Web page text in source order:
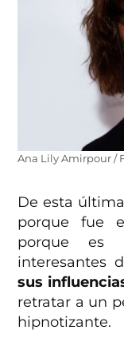
Ana Lily Amirpour /
De esta
porque fue
porque es
interesantes
sus
retratar a un
hipnotizante.